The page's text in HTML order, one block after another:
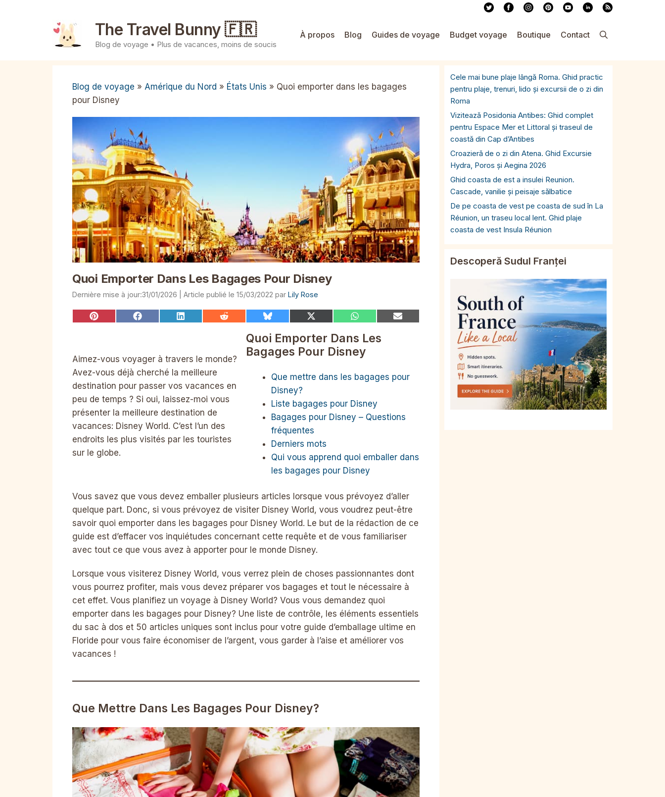
The Travel Bunny 🇫🇷
Blog de voyage • Plus de vacances, moins de soucis
À propos Blog Guides de voyage Budget voyage Boutique Contact
Blog de voyage » Amérique du Nord » États Unis » Quoi emporter dans les bagages
pour Disney
Quoi Emporter Dans Les Bagages Pour Disney
31/01/2026 15/03/2022 par Lily Rose
Share Share Share Share
Reddit
Share
Bluesky
Share
X
(Twitter)
Share
WhatsApp
Share
Aimez-vous voyager à travers le monde?
Avez-vous déjà cherché la meilleure
destination pour passer vos vacances en
peu de temps ? Si oui, laissez-moi vous
présenter la meilleure destination de
vacances: Disney World. C’est l’un des
endroits les plus visités par les touristes
sur le globe.
Quoi Emporter Dans Les
Bagages Pour Disney
Que mettre dans les bagages pour
Disney?
Liste bagages pour Disney
Bagages pour Disney – Questions
fréquentes
Derniers mots
Qui vous apprend quoi emballer dans
les bagages pour Disney
Vous savez que vous devez emballer plusieurs articles lorsque vous prévoyez d’aller
quelque part. Donc, si vous prévoyez de visiter Disney World, vous voudrez peut-être
savoir quoi emporter dans les bagages pour Disney World. Le but de la rédaction de ce
guide est d’effacer vos inquiétudes concernant cette requête et de vous familiariser
avec tout ce que vous avez à apporter pour le monde Disney.
Lorsque vous visiterez Disney World, vous verrez plein de choses passionnantes dont
vous pourrez profiter, mais vous devez préparer vos bagages et tout le nécessaire à
cet effet. Vous planifiez un voyage à Disney World? Vous vous demandez quoi
emporter dans les bagages pour Disney? Une liste de contrôle, les éléments essentiels
du sac à dos et 50 articles uniques sont inclus pour votre guide d’emballage ultime en
Floride pour vous faire économiser de l’argent, vous garder à l’aise et améliorer vos
vacances !
Que Mettre Dans Les Bagages Pour Disney?
Cele mai bune plaje lângă Roma. Ghid practic
pentru plaje, trenuri, lido și excursii de o zi din
Roma
Vizitează Posidonia Antibes: Ghid complet
pentru Espace Mer et Littoral și traseul de
coastă din Cap d’Antibes
Croazieră de o zi din Atena. Ghid Excursie
Hydra, Poros și Aegina 2026
Ghid coasta de est a insulei Reunion.
Cascade, vanilie și peisaje sălbatice
De pe coasta de vest pe coasta de sud în La
Réunion, un traseu local lent. Ghid plaje
coasta de vest Insula Réunion
Descoperă Sudul Franței